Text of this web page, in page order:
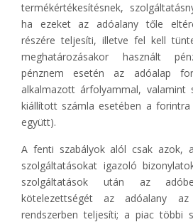
termékértékesítésnek,
ha ezeket az adóalany tőle
részére teljesíti, illetve fel kell
meghatározásakor használt
pénznem esetén az adóalap
alkalmazott árfolyammal, valamint
kiállított számla esetében a
együtt).
A fenti szabályok alól csak azok,
szolgáltatásokat igazoló
szolgáltatások után az
kötelezettségét az adóalany az
rendszerben teljesíti; a piac többi